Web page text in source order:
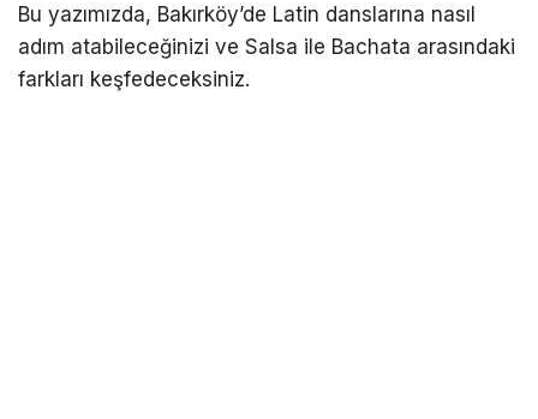
Bu yazımızda, Bakırköy’de Latin danslarına nasıl
adım atabileceğinizi ve Salsa ile Bachata arasındaki
farkları keşfedeceksiniz.